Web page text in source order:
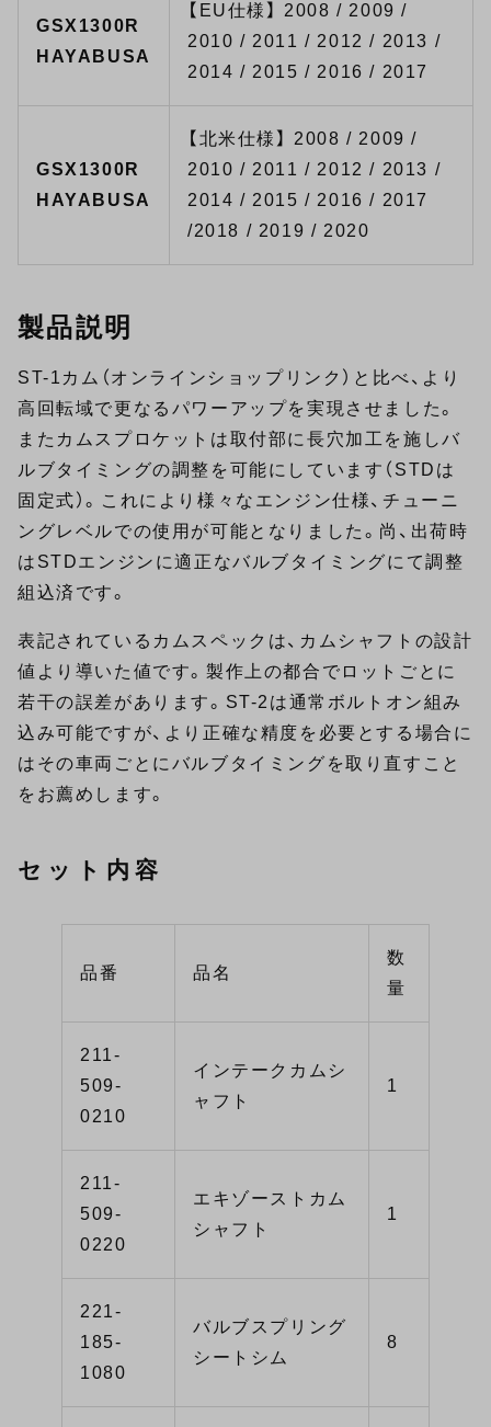
GSX1300R
HAYABUSA
【EU仕様】 2008 / 2009 /
2010 / 2011 / 2012 / 2013 /
2014 / 2015 / 2016 / 2017
GSX1300R
HAYABUSA
【北米仕様】 2008 / 2009 /
2010 / 2011 / 2012 / 2013 /
2014 / 2015 / 2016 / 2017
/2018 / 2019 / 2020
製品説明
ST-1カム（オンラインショップリンク）と比べ、より
高回転域で更なるパワーアップを実現させました。
またカムスプロケットは取付部に長穴加工を施しバ
ルブタイミングの調整を可能にしています（STDは
固定式）。これにより様々なエンジン仕様、チューニ
ングレベルでの使用が可能となりました。尚、出荷時
はSTDエンジンに適正なバルブタイミングにて調整
組込済です。
表記されているカムスペックは、カムシャフトの設計
値より導いた値です。製作上の都合でロットごとに
若干の誤差があります。ST-2は通常ボルトオン組み
込み可能ですが、より正確な精度を必要とする場合に
はその車両ごとにバルブタイミングを取り直すこと
をお薦めします。
セット内容
品番 品名
数
量
211-
509-
0210
インテークカムシ
ャフト
1
211-
509-
0220
エキゾーストカム
シャフト
1
221-
185-
1080
バルブスプリング
シートシム
8